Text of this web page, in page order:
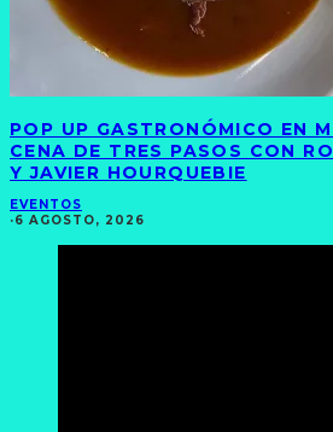
POP UP GASTRONÓMICO EN
CENA DE TRES PASOS CON
Y JAVIER HOURQUEBIE
EVENTOS
·6 AGOSTO, 2026